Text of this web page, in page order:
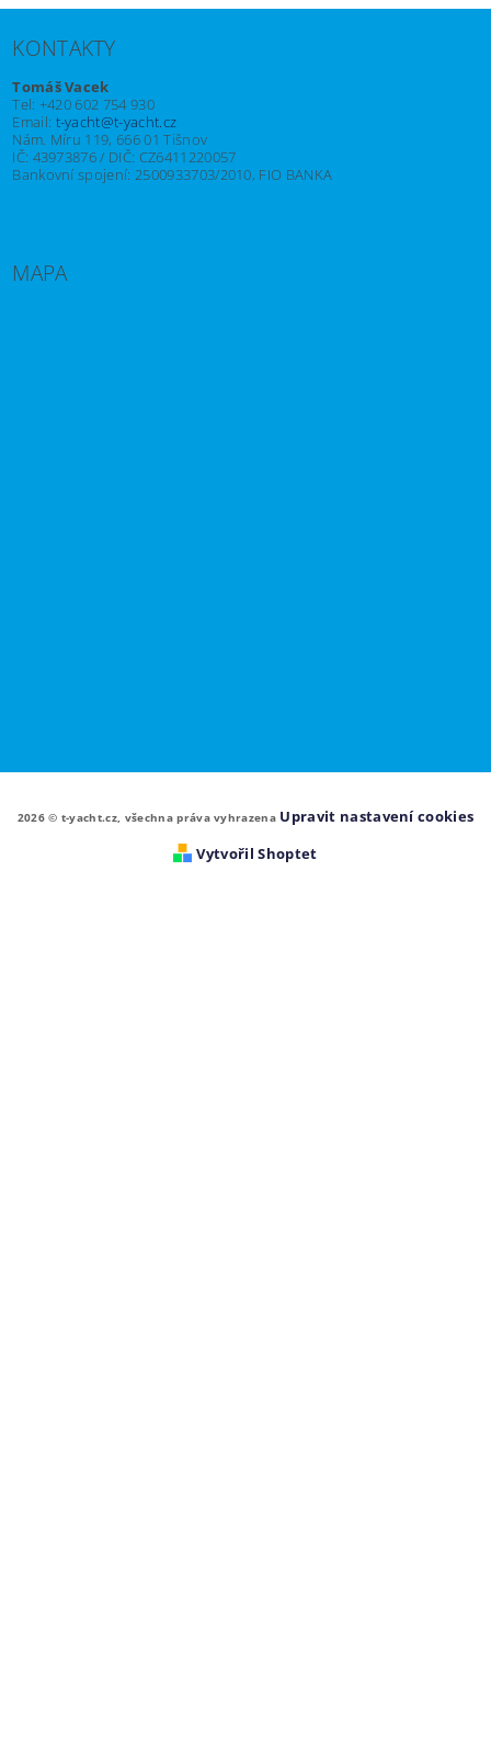
KONTAKTY
Tomáš Vacek
Tel: +420 602 754 930
Email: t-yacht@t-yacht.cz
Nám. Míru 119, 666 01 Tišnov
IČ: 43973876 / DIČ: CZ6411220057
Bankovní spojení: 2500933703/2010, FIO BANKA
MAPA
2026 © t-yacht.cz, všechna práva vyhrazena Upravit nastavení cookies
Vytvořil Shoptet